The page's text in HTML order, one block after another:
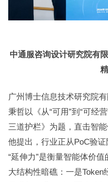
中通服咨询设计研究院有
广州博士信息技术研究院
秉哲以《从“可用”到“可经
三道护栏》为题，直击智
他提出，行业正从PoC验
“延伸力”是衡量智能体价
大结构性暗礁：一是Token